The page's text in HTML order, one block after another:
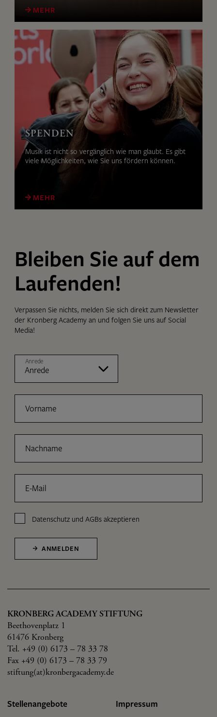
MEHR
SPENDEN
Musik ist nicht so vergänglich wie man glaubt. Es gibt
viele Möglichkeiten, wie Sie uns fördern können.
MEHR
Bleiben Sie auf dem
Laufenden!
Verpassen Sie nichts, melden Sie sich direkt zum Newsletter
der Kronberg Academy an und folgen Sie uns auf Social
Media!
Anrede
Vorname
Nachname
E-Mail
Datenschutz undAGBs akzeptieren
ANMELDEN
KRONBERG ACADEMY STIFTUNG
Beethovenplatz 1
61476 Kronberg
Tel. +49 (0) 6173 – 78 33 78
Fax +49 (0) 6173 – 78 33 79
stiftung(at)kronbergacademy.de
Stellenangebote Impressum